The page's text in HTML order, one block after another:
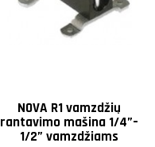
NOVA R1 vamzdžių
rantavimo mašina 1/4”–
1/2” vamzdžiams